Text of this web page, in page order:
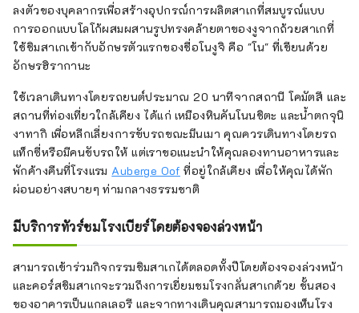
ลงตัวของบุคลากรเพื่อสร้างอุปกรณ์การผลิตสาเกที่สมบูรณ์แบบ
การออกแบบโลโก้ผสมผสานรูปทรงคล้ายตาของงูจากถ้วยสาเกที่
ใช้ชิมสาเกเข้ากับอักษรตัวแรกของชื่อโนงูจิ คือ "โน" ที่เขียนด้วย
อักษรฮิรากานะ
ใช้เวลาเดินทางโดยรถยนต์ประมาณ 20 นาทีจากสถานี โคมัตสึ และ
สถานที่ท่องเที่ยวใกล้เคียง ได้แก่ เหมืองหินคันโนนชิตะ และน้ำตกจุนิ
งาทากิ เพื่อหลีกเลี่ยงการขับรถขณะมึนเมา คุณควรเดินทางโดยรถ
แท็กซี่หรือมีคนขับรถให้ แต่เราขอแนะนำให้คุณลองทานอาหารและ
พักค้างคืนที่โรงแรม Auberge Oof ที่อยู่ใกล้เคียง เพื่อให้คุณได้พัก
ผ่อนอย่างสบายๆ ท่ามกลางธรรมชาติ
มีบริการทัวร์ชมโรงเบียร์โดยต้องจองล่วงหน้า
สามารถเข้าร่วมกิจกรรมชิมสาเกได้ตลอดทั้งปีโดยต้องจองล่วงหน้า
และคอร์สชิมสาเกจะรวมถึงการเยี่ยมชมโรงกลั่นสาเกด้วย ชั้นสอง
ของอาคารเป็นแกลเลอรี และจากทางเดินคุณสามารถมองเห็นโรง